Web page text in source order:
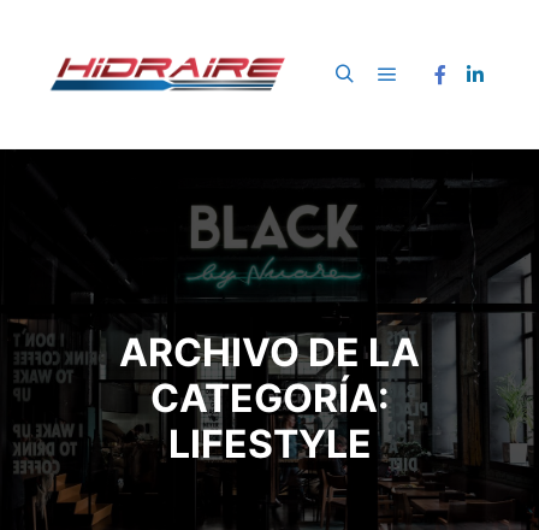
ARCHIVO DE LA
CATEGORÍA:
LIFESTYLE